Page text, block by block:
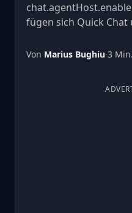
fügen sich Quick Chat
Von Marius Bughiu·3